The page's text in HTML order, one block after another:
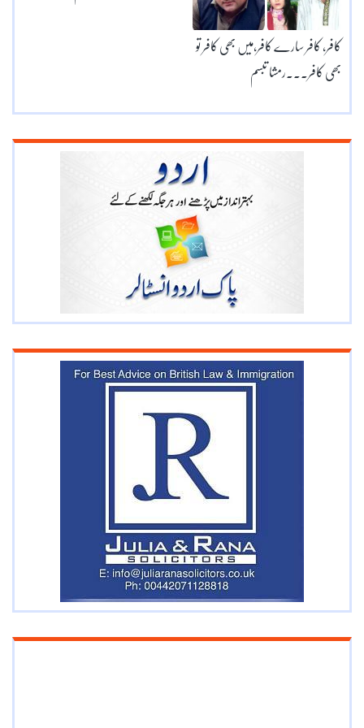
کافر, کافر سارے کافر,میں بھی کافر تو
بھی کافر۔۔۔رمشا تبسم